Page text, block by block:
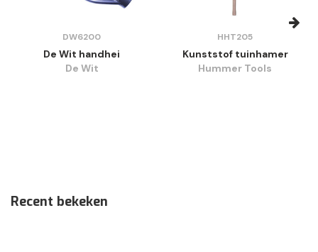
DW6200
De Wit handhei
De Wit
HHT205
Kunststof tuinhamer
Hummer Tools
Recent bekeken